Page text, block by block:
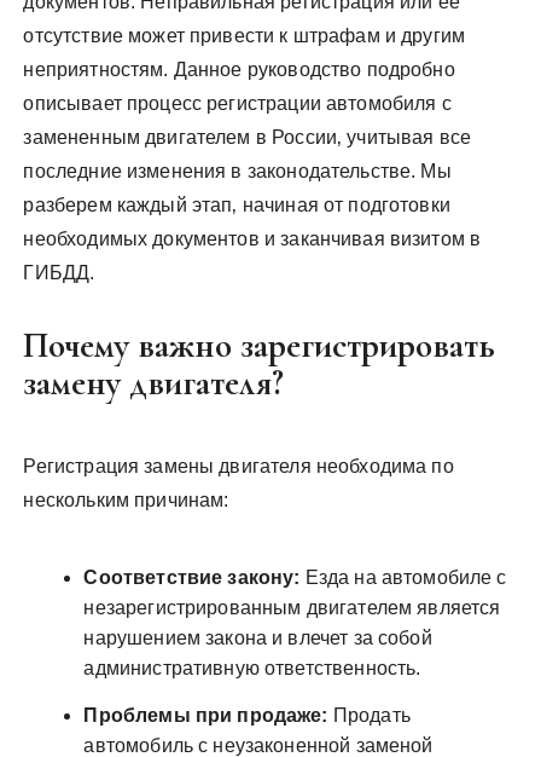
отсутствие может привести к штрафам и другим
неприятностям. Данное руководство подробно
описывает процесс регистрации автомобиля с
замененным двигателем в России‚ учитывая все
последние изменения в законодательстве. Мы
разберем каждый этап‚ начиная от подготовки
необходимых документов и заканчивая визитом в
ГИБДД.
Почему важно зарегистрировать
замену двигателя?
Регистрация замены двигателя необходима по
нескольким причинам:
Соответствие закону: Езда на автомобиле с
незарегистрированным двигателем является
нарушением закона и влечет за собой
административную ответственность.
Проблемы при продаже: Продать
автомобиль с неузаконенной заменой